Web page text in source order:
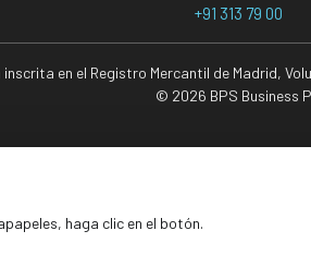
+91 313 79 00
inscrita en el Registro Mercantil de Madrid,
© 2026 BPS Business
haga clic en el botón.